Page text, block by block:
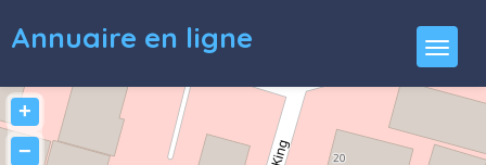
Annuaire en ligne
+
−